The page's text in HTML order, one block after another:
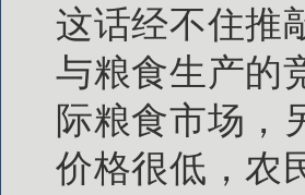
这话经不住推
与粮食生产的
际粮食市场，
价格很低，农